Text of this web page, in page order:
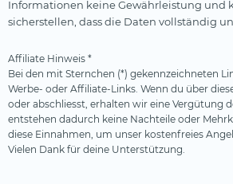
Informationen keine Gewährleistung und
sicherstellen, dass die Daten vollständig
Affiliate Hinweis *
Bei den mit Sternchen (*) gekennzeichneten
Werbe- oder Affiliate-Links. Wenn du über
oder abschliesst, erhalten wir eine Vergütung
entstehen dadurch keine Nachteile oder
diese Einnahmen, um unser kostenfreies
Vielen Dank für deine Unterstützung.